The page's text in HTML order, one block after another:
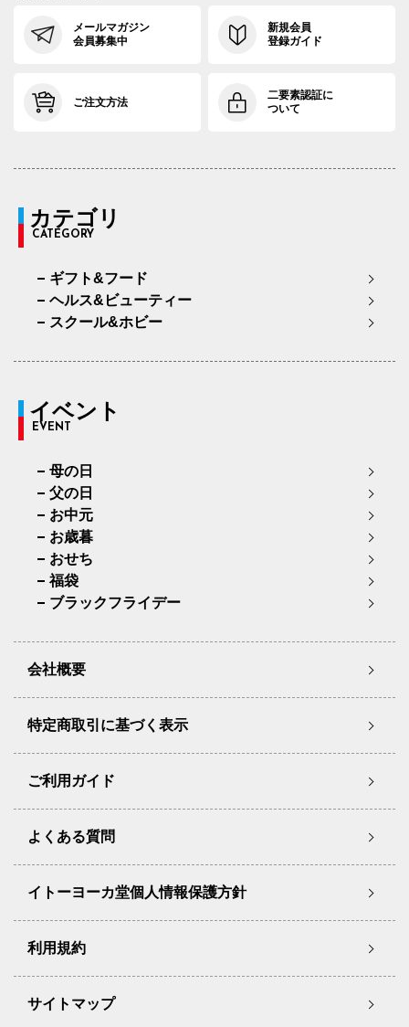
メールマガジン
会員募集中
新規会員
登録ガイド
ご注文方法
二要素認証に
ついて
カテゴリ
CATEGORY
ギフト&フード
ヘルス&ビューティー
スクール&ホビー
イベント
EVENT
母の日
父の日
お中元
お歳暮
おせち
福袋
ブラックフライデー
会社概要
特定商取引に基づく表示
ご利用ガイド
よくある質問
イトーヨーカ堂個人情報保護方針
利用規約
サイトマップ